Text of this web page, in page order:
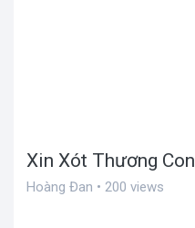
Xin Xót Thương Con
Hoàng Đan • 200 views